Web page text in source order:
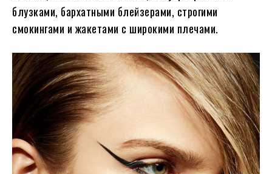
блузками, бархатными блейзерами, строгими
смокингами и жакетами с широкими плечами.